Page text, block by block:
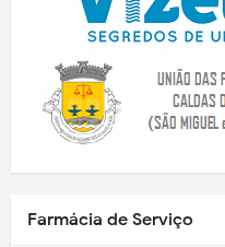
Farmácia de Serviço